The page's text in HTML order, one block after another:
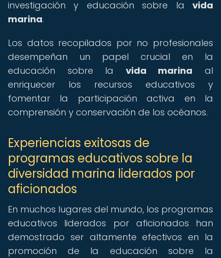
investigación y educación sobre la vida
marina.
Los datos recopilados por no profesionales
desempeñan un papel crucial en la
educación sobre la vida marina al
enriquecer los recursos educativos y
fomentar la participación activa en la
comprensión y conservación de los océanos.
Experiencias exitosas de
programas educativos sobre la
diversidad marina liderados por
aficionados
En muchos lugares del mundo, los programas
educativos liderados por aficionados han
demostrado ser altamente efectivos en la
promoción de la educación sobre la